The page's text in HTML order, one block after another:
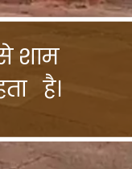
शाम
है।